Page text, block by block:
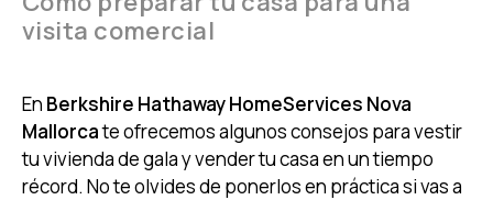
visita comercial
En Berkshire Hathaway HomeServices Nova
Mallorcate ofrecemos algunos consejos para vestir
tu vivienda de gala y vender tu casa en un tiempo
récord. No te olvides de ponerlos en práctica si vas a